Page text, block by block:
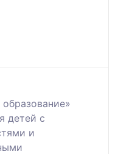
детей с
и